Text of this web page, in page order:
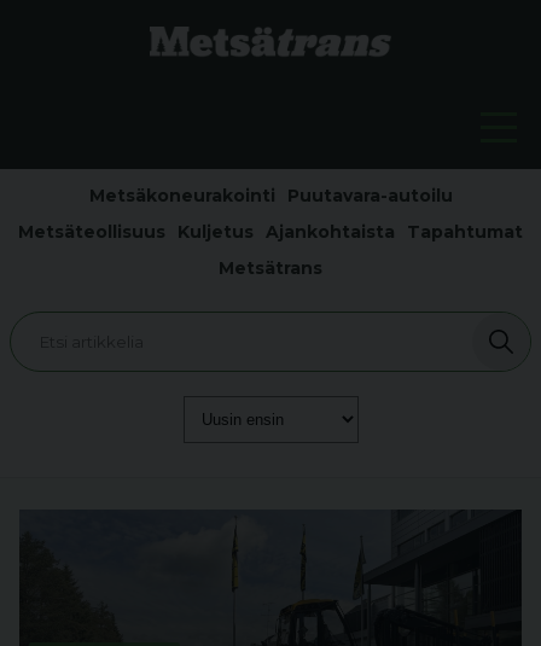
Metsäkoneurakointi
Puutavara-autoilu
Metsäteollisuus
Kuljetus Ajankohtaista
Tapahtumat
Metsätrans